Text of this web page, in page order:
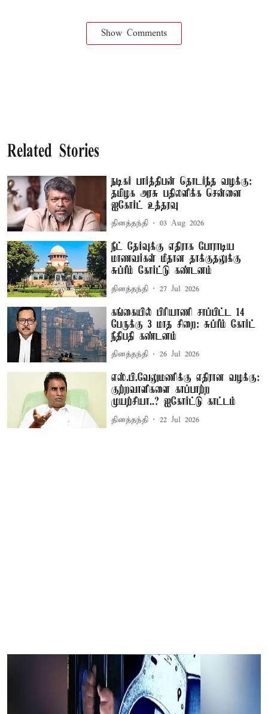
Show Comments
Related Stories
நடிகர் பார்த்திபன் தொடர்ந்த வழக்கு:
தமிழக அரசு பதிலளிக்க சென்னை
ஐகோர்ட் உத்தரவு
தினத்தந்தி 03 Aug 2026
நீட் தேர்வுக்கு எதிராக போராடிய
மாணவர்கள் மீதான தாக்குதலுக்கு
சுப்ரீம் கோர்ட்டு கண்டனம்
தினத்தந்தி 27 Jul 2026
கங்கையில் பிரியாணி சாப்பிட்ட 14
பேருக்கு 3 மாத சிறை: சுப்ரீம் கோர்ட்
நீதிபதி கண்டனம்
தினத்தந்தி 26 Jul 2026
எஸ்.பி.வேலுமணிக்கு எதிரான வழக்கு:
குற்றவாளிகளை காப்பாற்ற
முயற்சியா..? ஐகோர்ட்டு காட்டம்
தினத்தந்தி 22 Jul 2026